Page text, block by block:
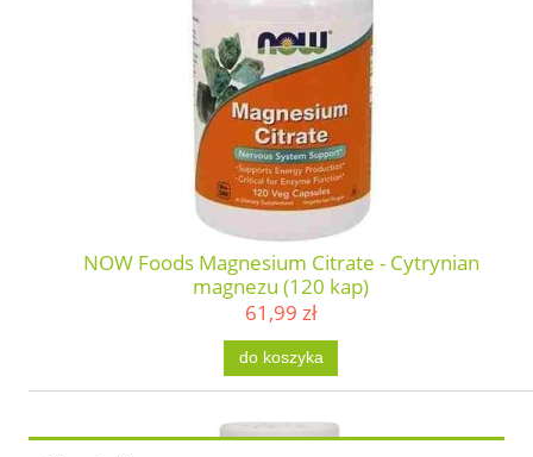
NOW Foods Magnesium Citrate - Cytrynian
magnezu (120 kap)
61,99 zł
do koszyka